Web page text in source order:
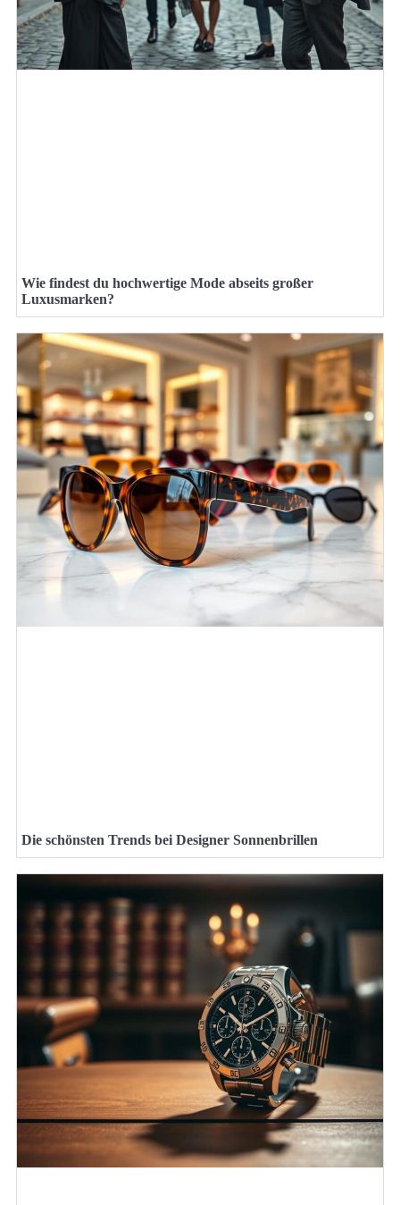
Wie findest du hochwertige Mode abseits großer
Luxusmarken?
Die schönsten Trends bei Designer Sonnenbrillen